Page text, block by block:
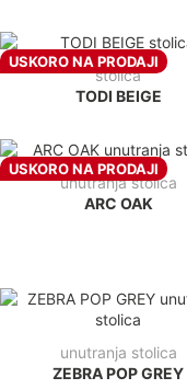
USKORO NA PRODAJI
stolica
TODI BEIGE
USKORO NA PRODAJI
unutranja stolica
ARC OAK
unutranja stolica
ZEBRA POP GREY